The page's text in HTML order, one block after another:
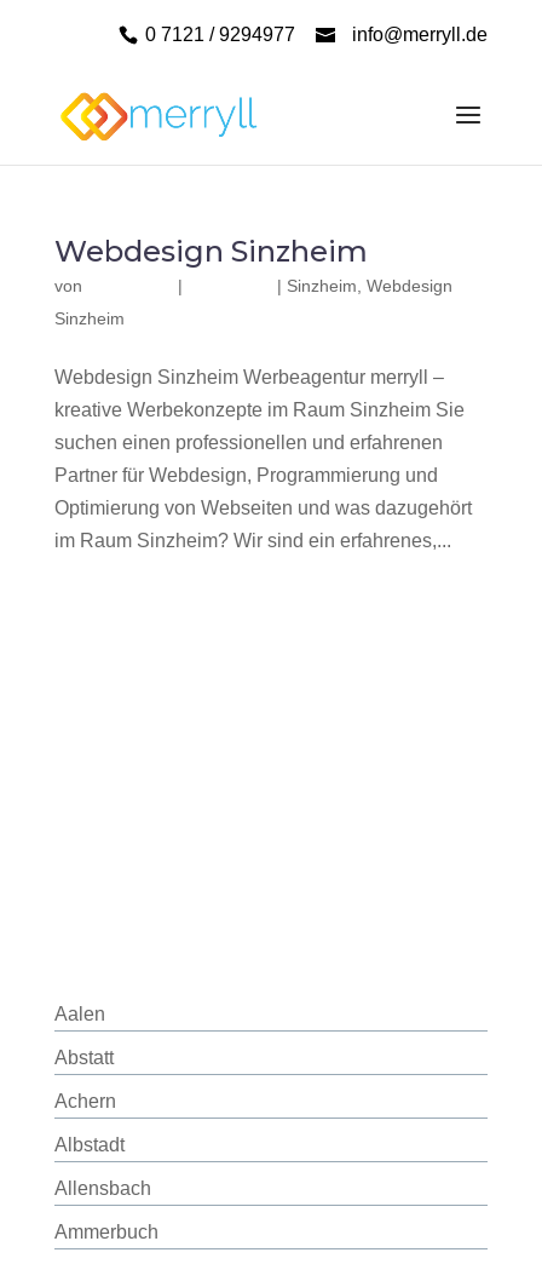
0 7121 / 9294977 info@merryll.de
Webdesign Sinzheim
von | | Sinzheim Webdesign
Sinzheim
Webdesign Sinzheim Werbeagentur merryll –
kreative Werbekonzepte im Raum Sinzheim Sie
suchen einen professionellen und erfahrenen
Partner für Webdesign, Programmierung und
Optimierung von Webseiten und was dazugehört
im Raum Sinzheim? Wir sind ein erfahrenes,...
Aalen
Abstatt
Achern
Albstadt
Allensbach
Ammerbuch